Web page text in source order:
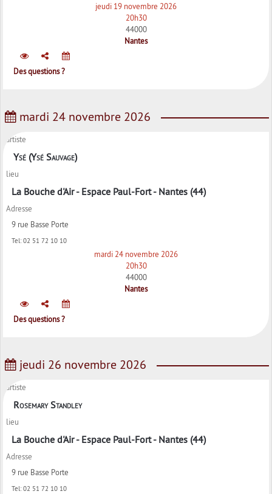
jeudi 19 novembre 2026
20h30
44000
Nantes
Des questions ?
mardi 24 novembre 2026
artiste
Ysé (Ysé Sauvage)
lieu
La Bouche d'Air - Espace Paul-Fort - Nantes (44)
Adresse
9 rue Basse Porte
Tel: 02 51 72 10 10
mardi 24 novembre 2026
20h30
44000
Nantes
Des questions ?
jeudi 26 novembre 2026
artiste
Rosemary Standley
lieu
La Bouche d'Air - Espace Paul-Fort - Nantes (44)
Adresse
9 rue Basse Porte
Tel: 02 51 72 10 10